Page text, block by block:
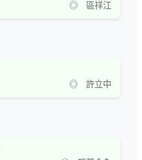
◎ 區祥江
◎ 許立中